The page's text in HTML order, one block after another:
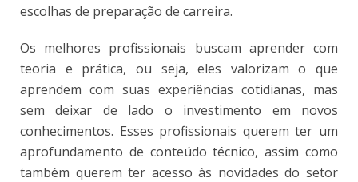
escolhas de preparação de carreira.
Os melhores profissionais buscam aprender com
teoria e prática, ou seja, eles valorizam o que
aprendem com suas experiências cotidianas, mas
sem deixar de lado o investimento em novos
conhecimentos. Esses profissionais querem ter um
aprofundamento de conteúdo técnico, assim como
também querem ter acesso às novidades do setor